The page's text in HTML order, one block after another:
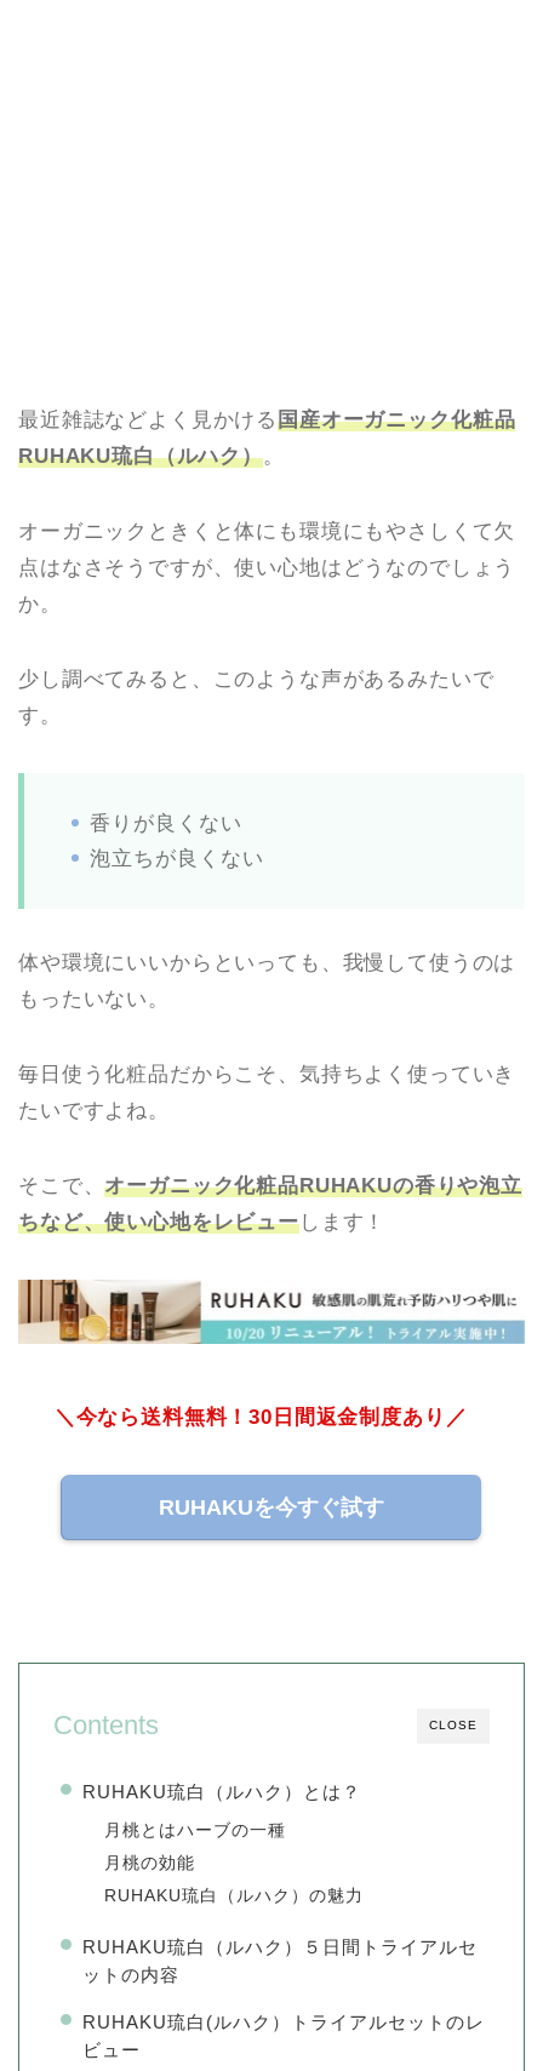
最近雑誌などよく見かける国産オーガニック化粧品
RUHAKU琉白（ルハク）。
オーガニックときくと体にも環境にもやさしくて欠
点はなさそうですが、使い心地はどうなのでしょう
か。
少し調べてみると、このような声があるみたいで
す。
香りが良くない
泡立ちが良くない
体や環境にいいからといっても、我慢して使うのは
もったいない。
毎日使う化粧品だからこそ、気持ちよく使っていき
たいですよね。
そこで、オーガニック化粧品RUHAKUの香りや泡立
ちなど、使い心地をレビューします！
＼今なら送料無料！30日間返金制度あり／
RUHAKUを今すぐ試す
CLOSE
Contents
RUHAKU琉白（ルハク）とは？
月桃とはハーブの一種
月桃の効能
RUHAKU琉白（ルハク）の魅力
RUHAKU琉白（ルハク）５日間トライアルセ
ットの内容
RUHAKU琉白(ルハク）トライアルセットのレ
ビュー